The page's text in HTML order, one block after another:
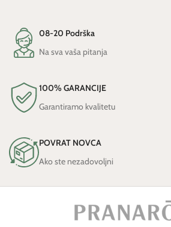
08-20 Podrška
Na sva vaša pitanja
100% GARANCIJE
Garantiramo kvalitetu
POVRAT NOVCA
Ako ste nezadovoljni